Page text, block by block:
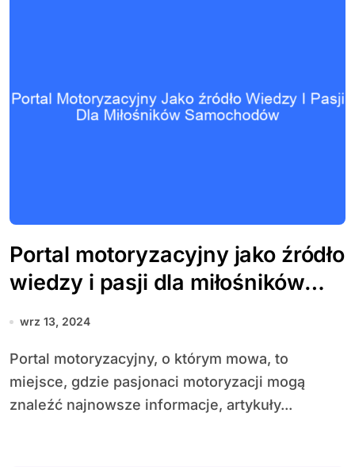
Portal motoryzacyjny jako źródło
wiedzy i pasji dla miłośników
samochodów
wrz 13, 2024
Portal motoryzacyjny, o którym mowa, to
miejsce, gdzie pasjonaci motoryzacji mogą
znaleźć najnowsze informacje, artykuły...